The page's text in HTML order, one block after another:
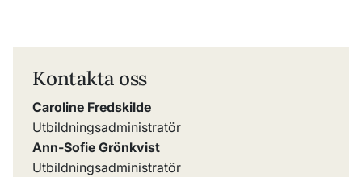
Kontakta oss
Caroline Fredskilde
Utbildningsadministratör
Ann-Sofie Grönkvist
Utbildningsadministratör